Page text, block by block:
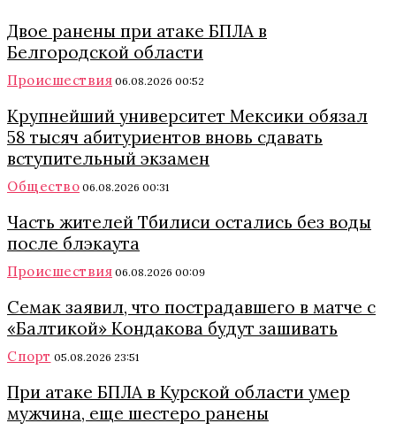
Двое ранены при атаке БПЛА в
Белгородской области
Происшествия 06.08.2026 00:52
Крупнейший университет Мексики обязал
58 тысяч абитуриентов вновь сдавать
вступительный экзамен
Общество 06.08.2026 00:31
Часть жителей Тбилиси остались без воды
после блэкаута
Происшествия 06.08.2026 00:09
Семак заявил, что пострадавшего в матче с
«Балтикой» Кондакова будут зашивать
Спорт 05.08.2026 23:51
При атаке БПЛА в Курской области умер
мужчина, еще шестеро ранены